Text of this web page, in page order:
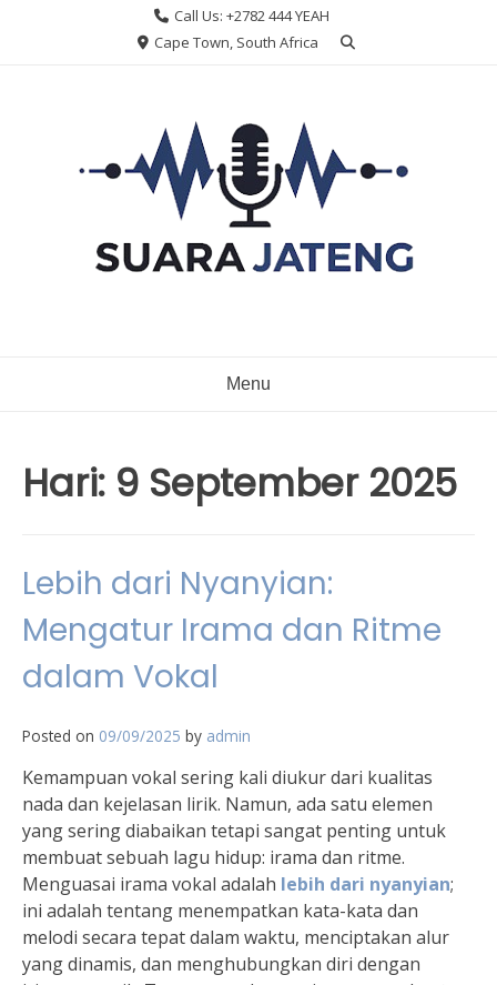
Call Us: +2782 444 YEAH
Cape Town, South Africa
Menu
Hari: 9 September 2025
Lebih dari Nyanyian:
Mengatur Irama dan Ritme
dalam Vokal
Posted on 09/09/2025 by admin
Kemampuan vokal sering kali diukur dari kualitas
nada dan kejelasan lirik. Namun, ada satu elemen
yang sering diabaikan tetapi sangat penting untuk
membuat sebuah lagu hidup: irama dan ritme.
Menguasai irama vokal adalah lebih dari nyanyian;
ini adalah tentang menempatkan kata-kata dan
melodi secara tepat dalam waktu, menciptakan alur
yang dinamis, dan menghubungkan diri dengan